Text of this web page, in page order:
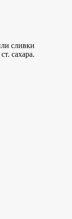
сливки
сахара.